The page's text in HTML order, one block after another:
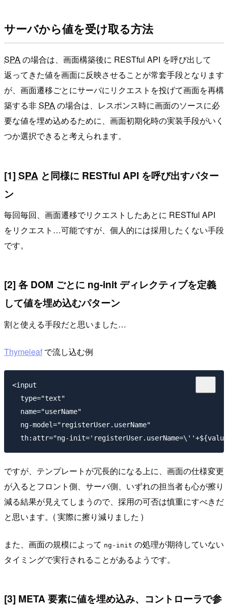
サーバから値を受け取る方法
SPAの場合は、画面構築後に RESTful API を呼び出して
返ってきた値を画面に反映させることが常套手段となります
が、画面遷移ごとにサーバにリクエストを投げて画面を再構
築する非SPAの場合は、レスポンス時に画面のソースに必
要な値を埋め込めるために、画面初期化時の実装手段がいく
つか選択できると考えられます。
[1] SPA と同様に RESTful API を呼び出すパター
ン
毎回毎回、画面遷移でリクエストしたあとに RESTful API
をリクエスト…可能ですが、個人的には採用したくない手段
です。
[2] 各 DOM ごとに ng-init ディレクティブを定義
して値を埋め込むパターン
割と使える手段だと思いました…
Thymeleaf で流し込む例
<input
  type="text"
  name="userName"
  ng-model="registerUser.userName"
ですが、テンプレートが冗長的になる上に、画面の仕様変更
が入るとフロント側、サーバ側、いずれの担当者も心が擦り
減る結果が見えてしまうので、採用の可否は慎重にすべきだ
と思います。( 実際に擦り減りました )
また、画面の規模によって ng-init の処理が期待していない
タイミングで実行されることがあるようです。
[3] META 要素に値を埋め込み、コントローラで参